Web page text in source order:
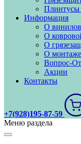
Плинтусы
Информация
О
О
О
О
Вопрос-
Акции
Контакты
+7(928)195-87-59
Меню раздела